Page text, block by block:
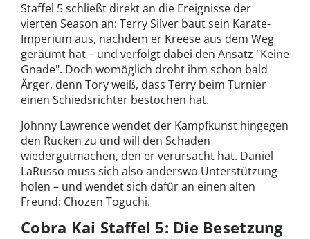
Staffel 5 schließt direkt an die Ereignisse der
vierten Season an: Terry Silver baut sein Karate-
Imperium aus, nachdem er Kreese aus dem Weg
geräumt hat – und verfolgt dabei den Ansatz "Keine
Gnade". Doch womöglich droht ihm schon bald
Ärger, denn Tory weiß, dass Terry beim Turnier
einen Schiedsrichter bestochen hat.
Johnny Lawrence wendet der Kampfkunst hingegen
den Rücken zu und will den Schaden
wiedergutmachen, den er verursacht hat. Daniel
LaRusso muss sich also anderswo Unterstützung
holen – und wendet sich dafür an einen alten
Freund: Chozen Toguchi.
Cobra Kai Staffel 5: Die Besetzung